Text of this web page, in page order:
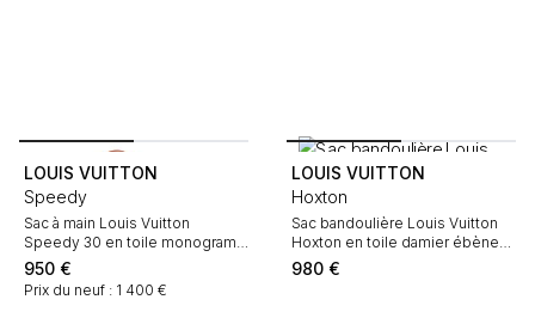
LOUIS VUITTON
Speedy
Sac à main Louis Vuitton
Speedy 30 en toile monogram
marron et cuir naturel
950 €
Prix du neuf : 1 400 €
LOUIS VUITTON
Hoxton
Sac bandoulière Louis Vuitton
Hoxton en toile damier ébène
et cuir marron
980 €